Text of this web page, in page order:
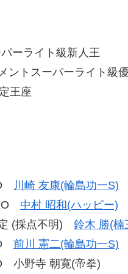
ーライト級新人王
ントスーパーライト級
王座
川崎 友康(輪島功一S)
中村 昭和(ハッピー)
(採点不明) 鈴木 勝(楠
前川 憲二(輪島功一S)
小野寺 朝寛(帝拳)